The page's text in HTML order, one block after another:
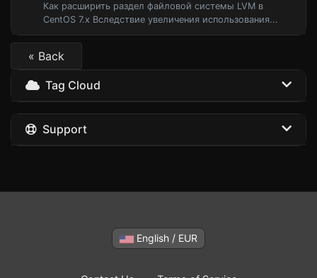
Как расширить раздел файловой системы LVM в
CentOS 7.x Вследствие увеличения использования...
« Back
Tag Cloud
Support
English / EUR